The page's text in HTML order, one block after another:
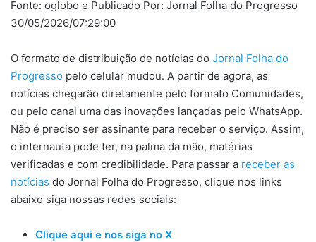
Fonte: oglobo e Publicado Por: Jornal Folha do Progresso
30/05/2026/07:29:00
O formato de distribuição de notícias do Jornal Folha do
Progresso pelo celular mudou. A partir de agora, as
notícias chegarão diretamente pelo formato Comunidades,
ou pelo canal uma das inovações lançadas pelo WhatsApp.
Não é preciso ser assinante para receber o serviço. Assim,
o internauta pode ter, na palma da mão, matérias
verificadas e com credibilidade. Para passar a receber as
notícias do Jornal Folha do Progresso, clique nos links
abaixo siga nossas redes sociais:
Clique aqui e nos siga no X